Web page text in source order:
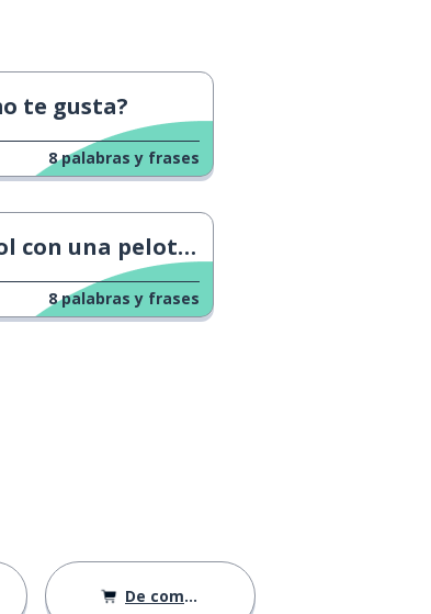
te gusta?
8 palabras y frases
una pelota de equilibrio
8 palabras y frases
De compras